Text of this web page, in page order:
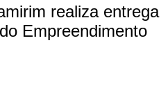
realiza entrega
Empreendimento